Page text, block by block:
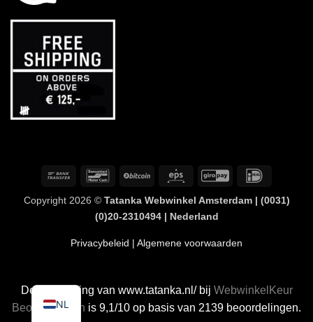
OverschrijvingBancontactBitCoin Eps GiroPay
Copyright 2026 © Tatanka Webwinkel Amsterdam | (0031)
(0)20-2310494 | Nederland
Privacybeleid | Algemene voorwaarden
De waardering van www.tatanka.nl/ bij WebwinkelKeur
Beoordelingen is 9,1/10 op basis van 2139 beoordelingen.
NL